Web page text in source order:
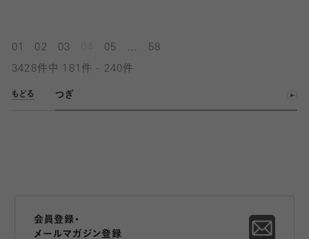
01 02 03 05 58
3428件中 181件 - 240件
もどる つぎ
会員登録・
メールマガジン登録